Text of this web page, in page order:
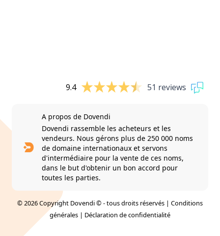
9.4 51 reviews
A propos de Dovendi
Dovendi rassemble les acheteurs et les
vendeurs. Nous gérons plus de 250 000 noms
de domaine internationaux et servons
d'intermédiaire pour la vente de ces noms,
dans le but d'obtenir un bon accord pour
toutes les parties.
© 2026 Copyright Dovendi © - tous droits réservés | Conditions
générales | Déclaration de confidentialité